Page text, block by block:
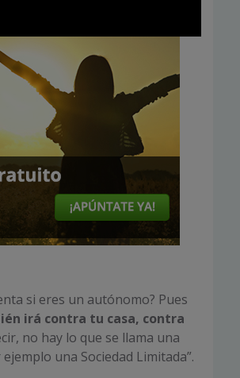
si eres un autónomo? Pues
irá contra tu casa, contra
no hay lo que se llama una
una Sociedad Limitada”.